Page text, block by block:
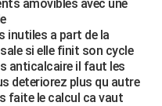
amovibles avec une
inutiles a part de la
si elle finit son cycle
anticalcaire il faut les
deteriorez plus qu autre
faite le calcul ca vaut